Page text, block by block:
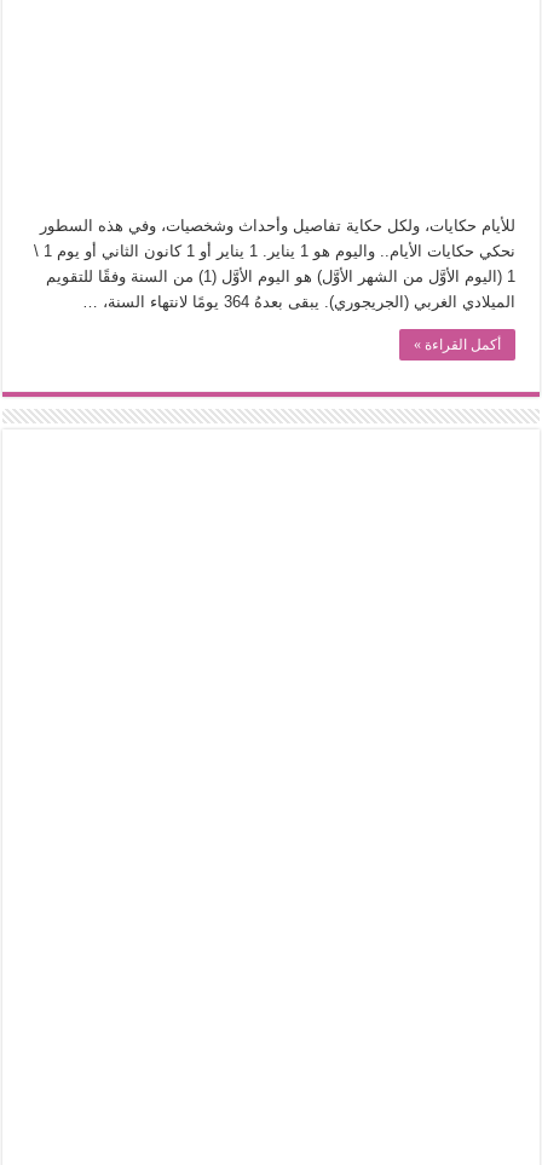
الطعام في الحضارة الإسلامية.. تاريخ يُقرأ بالنكهات
يوم شاهدت زينات صدقي على المسرح وسرحت!
للأيام حكايات، ولكل حكاية تفاصيل وأحداث وشخصيات، وفي هذه السطور
نحكي حكايات الأيام.. واليوم هو 1 يناير. 1 يناير أو 1 كانون الثاني أو يوم 1 \
1 (اليوم الأوَّل من الشهر الأوَّل) هو اليوم الأوَّل (1) من السنة وفقًا للتقويم
الميلادي الغربي (الجريجوري). يبقى بعدهُ 364 يومًا لانتهاء السنة، …
أكمل القراءة »